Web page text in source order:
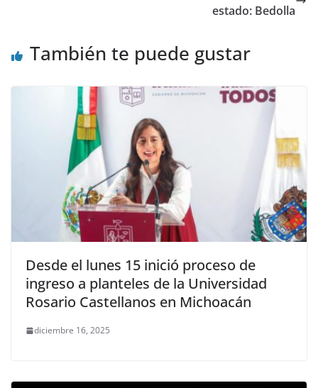
estado: Bedolla
También te puede gustar
Desde el lunes 15 inició proceso de
ingreso a planteles de la Universidad
Rosario Castellanos en Michoacán
diciembre 16, 2025